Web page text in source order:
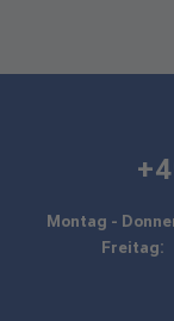
Montag -
Freitag: